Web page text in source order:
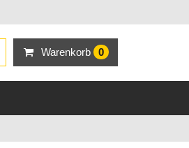
Warenkorb 0